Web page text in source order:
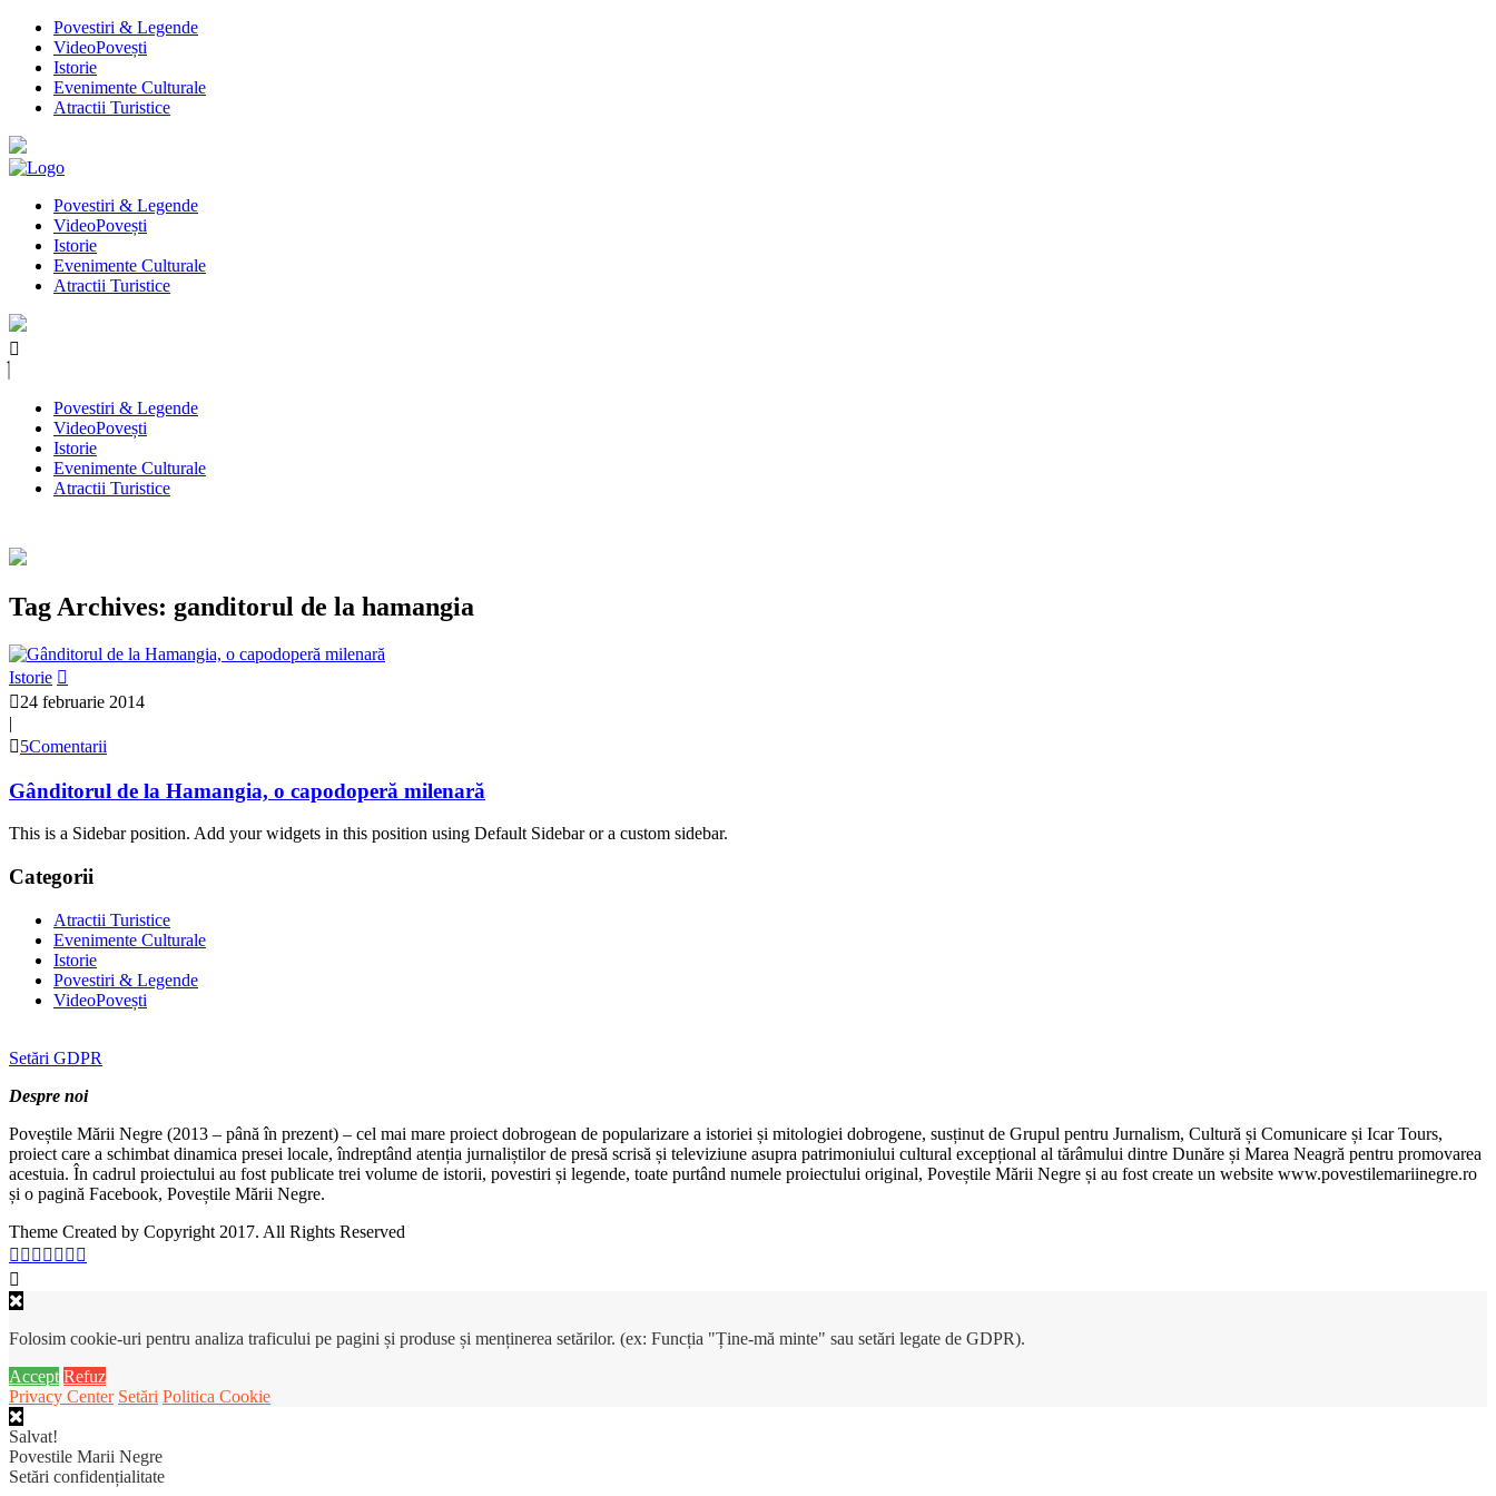
Povestiri & Legende
VideoPovești
Istorie
Evenimente Culturale
Atractii Turistice
Povestiri & Legende
VideoPovești
Istorie
Evenimente Culturale
Atractii Turistice
Povestiri & Legende
VideoPovești
Istorie
Evenimente Culturale
Atractii Turistice
Tag Archives: ganditorul de la hamangia
Istorie
24 februarie 2014
|
5Comentarii
Gânditorul de la Hamangia, o capodoperă milenară
This is a Sidebar position. Add your widgets in this position using Default Sidebar or a custom sidebar.
Categorii
Atractii Turistice
Evenimente Culturale
Istorie
Povestiri & Legende
VideoPovești
Setări GDPR
Despre noi
Poveștile Mării Negre (2013 – până în prezent) – cel mai mare proiect dobrogean de popularizare a istoriei și mitologiei dobrogene, susținut de Grupul pentru Jurnalism, Cultură și Comunicare și Icar Tours,
proiect care a schimbat dinamica presei locale, îndreptând atenția jurnaliștilor de presă scrisă și televiziune asupra patrimoniului cultural excepțional al tărâmului dintre Dunăre și Marea Neagră pentru promovarea
acestuia. În cadrul proiectului au fost publicate trei volume de istorii, povestiri și legende, toate purtând numele proiectului original, Poveștile Mării Negre și au fost create un website www.povestilemariinegre.ro
și o pagină Facebook, Poveștile Mării Negre.
Theme Created by Copyright 2017. All Rights Reserved
Folosim cookie-uri pentru analiza traficului pe pagini și produse și menținerea setărilor. (ex: Funcția "Ține-mă minte" sau setări legate de GDPR).
Accept Refuz
Privacy Center Setări Politica Cookie
Salvat!
Povestile Marii Negre
Setări confidențialitate